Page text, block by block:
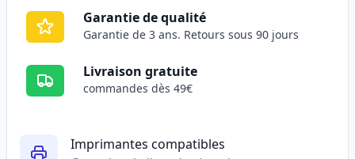
Imprimantes compatibles
Garantie de qualité
Garantie de 3 ans. Retours sous 90 jours
Livraison gratuite
commandes dès 49€